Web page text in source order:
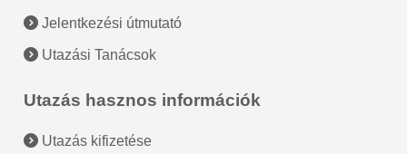
Jelentkezési útmutató
Utazási Tanácsok
Utazás hasznos információk
Utazás kifizetése